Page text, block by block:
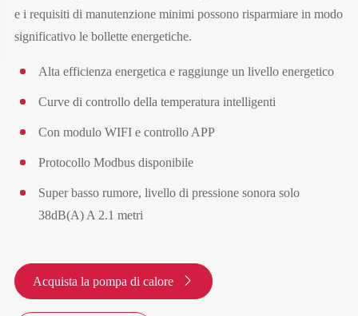
e i requisiti di manutenzione minimi possono risparmiare in modo
significativo le bollette energetiche.
Alta efficienza energetica e raggiunge un livello energetico
Curve di controllo della temperatura intelligenti
Con modulo WIFI e controllo APP
Protocollo Modbus disponibile
Super basso rumore, livello di pressione sonora solo
38dB(A) A 2.1 metri
Acquista la pompa di calore 